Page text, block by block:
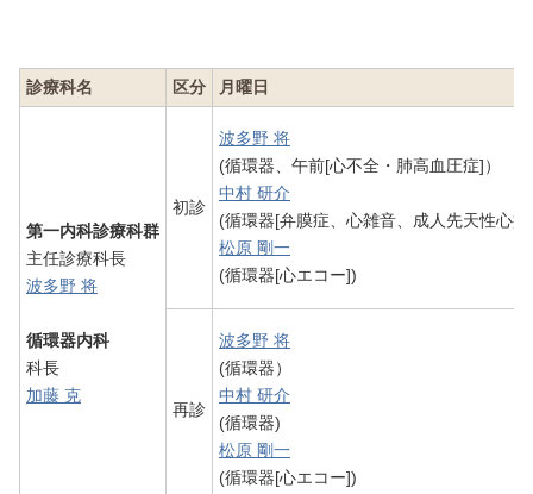
診療科名 区分 月曜日
第一内科診療科群
主任診療科長
波多野 将
循環器内科
科長
加藤 克
初診
波多野 将
(循環器、午前[心不全・肺高血圧症]）
中村 研介
(循環器[弁膜症、心雑音、成人先天性心
松原 剛一
(循環器[心エコー])
再診
波多野 将
(循環器）
中村 研介
(循環器)
松原 剛一
(循環器[心エコー])